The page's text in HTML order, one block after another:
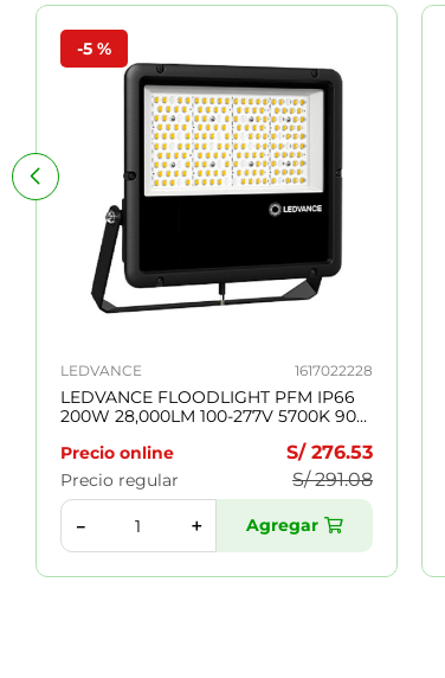
-5 %
LEDVANCE 1617022228
LEDVANCE FLOODLIGHT PFM IP66
200W 28,000LM 100-277V 5700K 90°
Precio online
S/ 276.53
Precio regular S/ 291.08
＋
－ Agregar